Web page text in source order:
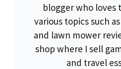
blogger who loves
various topics such
and lawn mower
shop where I sell
and travel